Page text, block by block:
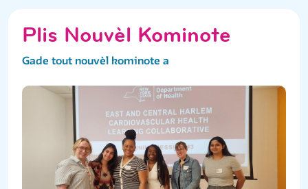
Plis Nouvèl Kominote
Gade tout nouvèl kominote a